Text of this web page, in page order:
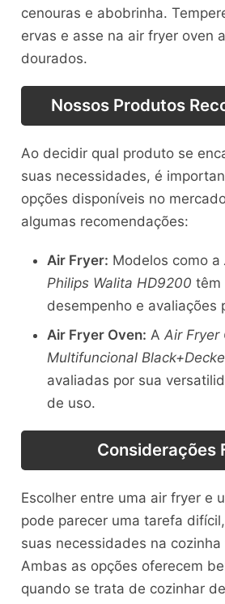
cenouras e abobrinha.
ervas e asse na air fryer oven
dourados.
Nossos Produtos
Ao decidir qual produto se
suas necessidades, é
opções disponíveis no
algumas recomendações:
Air Fryer: Modelos como a
Philips Walita HD9200 têm
desempenho e avaliações
Air Fryer Oven: A Air Fryer
Multifuncional
avaliadas por sua
de uso.
Considerações
Escolher entre uma air fryer e
pode parecer uma tarefa
suas necessidades na
Ambas as opções oferecem
quando se trata de cozinhar